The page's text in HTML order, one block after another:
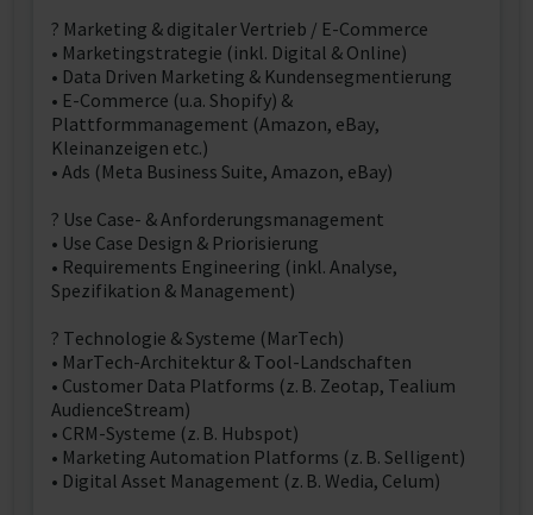
? Marketing & digitaler Vertrieb / E-Commerce
• Marketingstrategie (inkl. Digital & Online)
• Data Driven Marketing & Kundensegmentierung
• E-Commerce (u.a. Shopify) &
Plattformmanagement (Amazon, eBay,
Kleinanzeigen etc.)
• Ads (Meta Business Suite, Amazon, eBay)
? Use Case- & Anforderungsmanagement
• Use Case Design & Priorisierung
• Requirements Engineering (inkl. Analyse,
Spezifikation & Management)
? Technologie & Systeme (MarTech)
• MarTech-Architektur & Tool-Landschaften
• Customer Data Platforms (z. B. Zeotap, Tealium
AudienceStream)
• CRM-Systeme (z. B. Hubspot)
• Marketing Automation Platforms (z. B. Selligent)
• Digital Asset Management (z. B. Wedia, Celum)